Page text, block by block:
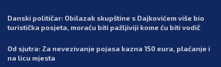
Danski političar: Obilazak skupštine s Dajkovićem više bio
turistička posjeta, moraću biti pažljiviji kome ću biti vodič
Od sjutra: Za nevezivanje pojasa kazna 150 eura, plaćanje i
na licu mjesta